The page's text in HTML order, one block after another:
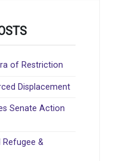
of Restriction
Displacement
Senate Action
Refugee &